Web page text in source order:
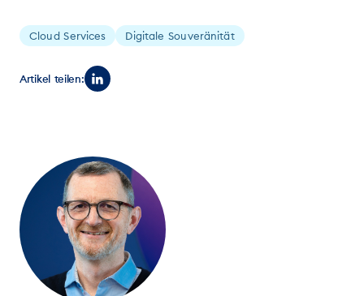
Cloud Services Digitale Souveränität
Artikel teilen: